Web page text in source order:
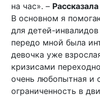
на час». –
В основном я
для детей-
передо мной была
девочка уже
кризисами
очень любопытная и
ограниченность в